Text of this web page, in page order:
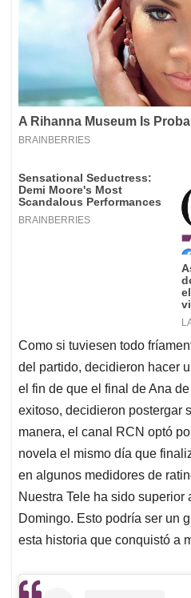
Como si tuviesen todo
del partido, decidieron hacer
el fin de que el final de Ana
exitoso, decidieron postergar
manera, el canal RCN optó
novela el mismo día que
en algunos medidores de
Nuestra Tele ha sido
Domingo. Esto podría ser un
esta historia que conquistó a